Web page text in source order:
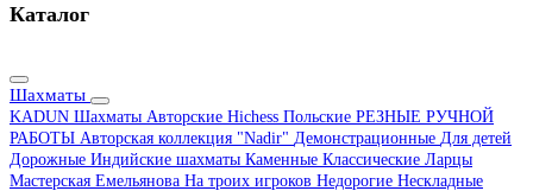
Каталог
Шахматы
KADUN Шахматы Авторские Hichess Польские РЕЗНЫЕ РУЧНОЙ
РАБОТЫ Авторская коллекция "Nadir" Демонстрационные Для детей
Дорожные Индийские шахматы Каменные Классические Ларцы
Мастерская Емельянова На троих игроков Недорогие Нескладные